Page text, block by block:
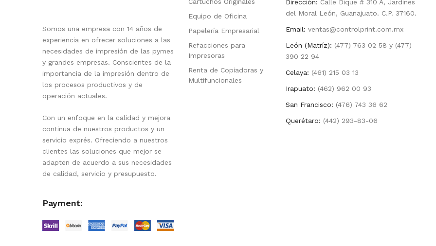
Somos una empresa con 14 años de
experiencia en ofrecer soluciones a las
necesidades de impresión de las pymes
y grandes empresas. Conscientes de la
importancia de la impresión dentro de
los procesos productivos y de
operación actuales.
Con un enfoque en la calidad y mejora
continua de nuestros productos y un
servicio exprés. Ofreciendo a nuestros
clientes las soluciones que mejor se
adapten de acuerdo a sus necesidades
de calidad, servicio y presupuesto.
Payment:
Equipo de Oficina
Papelería Empresarial
Refacciones para
Impresoras
Renta de Copiadoras y
Multifuncionales
Dirección: Calle Dique # 310 A, Jardines
del Moral León, Guanajuato. C.P. 37160.
Email: ventas@controlprint.com.mx
León (Matríz): (477) 763 02 58 y (477)
390 22 94
Celaya: (461) 215 03 13
Irapuato: (462) 962 00 93
San Francisco: (476) 743 36 62
Querétaro: (442) 293-83-06